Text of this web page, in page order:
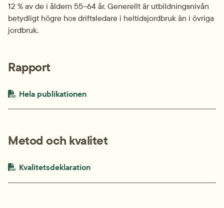
12 % av de i åldern 55–64 år. Generellt är utbildningsnivån
betydligt högre hos driftsledare i heltidsjordbruk än i övriga
jordbruk.
Rapport
PDF-fil.
Hela publikationenpdf, 2.1 MB.
Metod och kvalitet
PDF-fil.
Kvalitetsdeklarationpdf, 372.9 kB.